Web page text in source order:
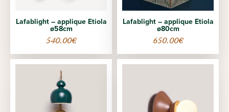
Lafablight – applique Etiola
ø58cm
540.00€
Lafablight – applique Etiola
ø80cm
650.00€